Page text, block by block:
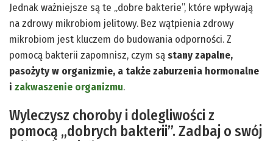
Jednak ważniejsze są te „dobre bakterie”, które wpływają
na zdrowy mikrobiom jelitowy. Bez wątpienia zdrowy
mikrobiom jest kluczem do budowania odporności. Z
pomocą bakterii zapomnisz, czym sąstany zapalne,
pasożyty w organizmie, a także zaburzenia hormonalne
i zakwaszenie organizmu.
Wyleczysz choroby i dolegliwości z
pomocą „dobrych bakterii”. Zadbaj o swój